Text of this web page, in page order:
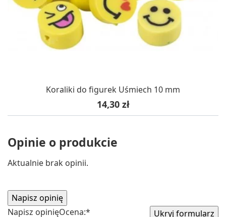
Koraliki do figurek Uśmiech 10 mm
Cena
14,30 zł
Opinie o produkcie
Aktualnie brak opinii.
Napisz opinięOcena:*